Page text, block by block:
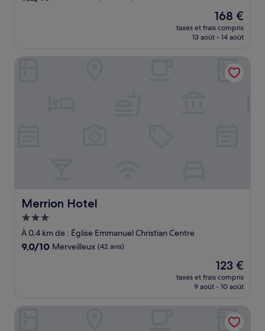
Le
nouveau
prix
de
168 €
168 €
taxes et frais compris
13 août - 14 août
Merrion Hotel
Merrion Hotel
Hébergement
3.0 étoiles
À 0,4 km de : Église Emmanuel Christian Centre
9.0
9,0/10 Merveilleux (42 avis)
Le
nouveau
prix
de
123 €
123 €
taxes et frais compris
9 août - 10 août